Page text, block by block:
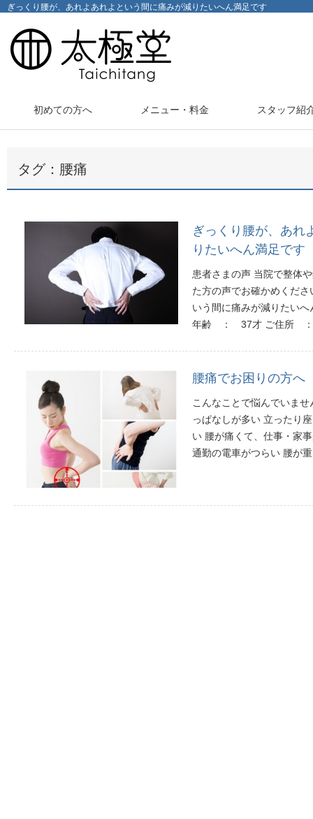
ぎっくり腰が、あれよあれよという間に痛みが減りたいへん満足です
初めての方へ メニュー・料金 スタッフ紹
タグ：腰痛
ぎっくり腰が、あれ
りたいへん満足です
患者さまの声 当院で整体
た方の声でお確かめくだ
いう間に痛みが減りたい
年齢 ： 37才 ご住所
腰痛でお困りの方へ
こんなことで悩んでいま
っぱなしが多い 立ったり
い 腰が痛くて、仕事・家
通勤の電車がつらい 腰が